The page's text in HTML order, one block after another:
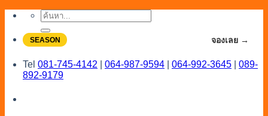
Skip
content
ค้นหา:
SEASON จองเลย →
Tel 081-745-4142 064-987-9594 064-992-3645
089-
892-9179